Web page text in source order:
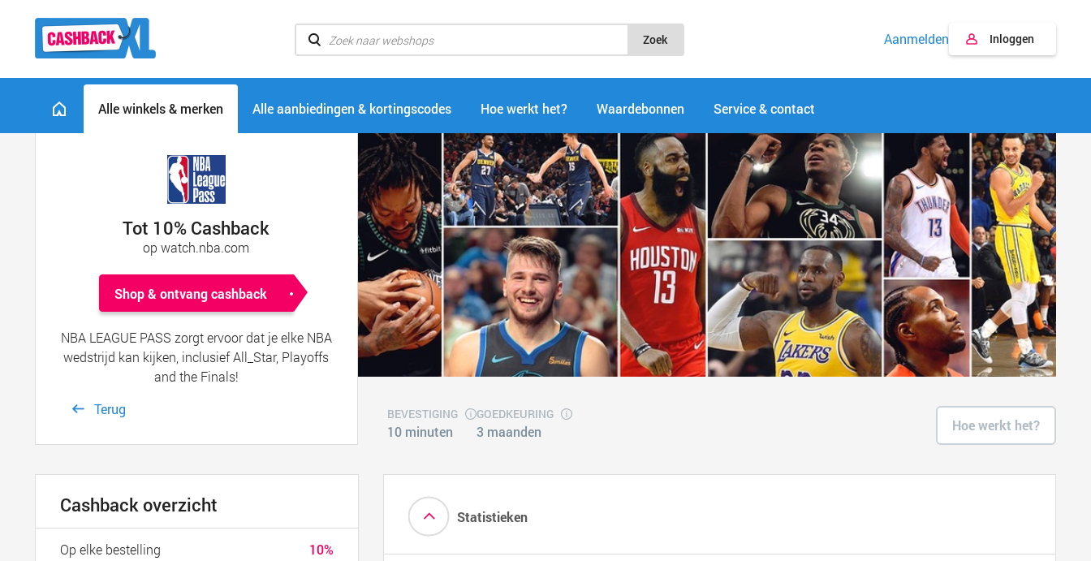
Zoek Aanmelden Inloggen
Alle winkels & merken Alle aanbiedingen & kortingscodes Hoe werkt het? Waardebonnen Service & contact
Tot 10% Cashback
op watch.nba.com
Shop & ontvang cashback
NBA LEAGUE PASS zorgt ervoor dat je elke NBA
wedstrijd kan kijken, inclusief All_Star, Playoffs
and the Finals!
Terug
BEVESTIGING
10 minuten
GOEDKEURING
3 maanden Hoe werkt het?
Statistieken
Cashback overzicht
10%
Op elke bestelling